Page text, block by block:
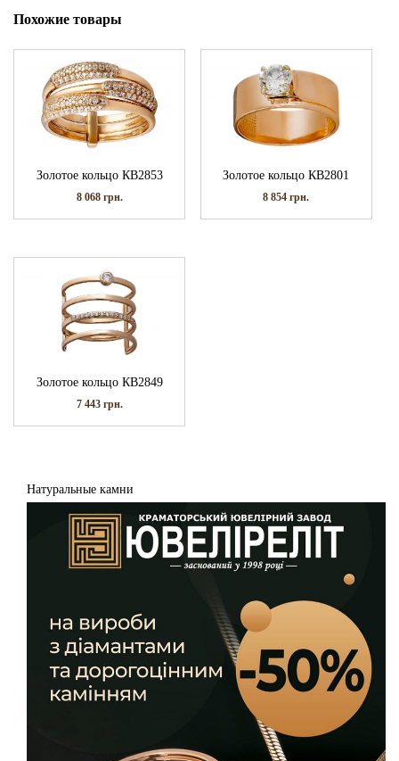
Похожие товары
Золотое кольцо КВ2853
8 068 грн.
Золотое кольцо КВ2801
8 854грн.
Золотое кольцо КВ2849
7 443 грн.
Натуральные камни